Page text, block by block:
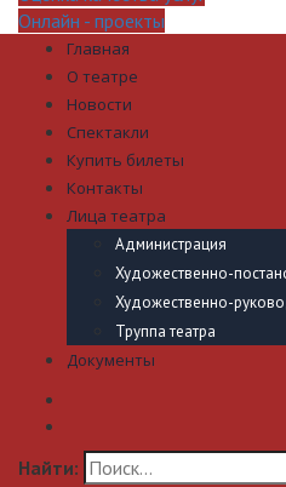
Онлайн - проекты
Главная
О театре
Новости
Спектакли
Купить билеты
Контакты
Лица театра
Администрация
Художественно-
Художественно-
Труппа театра
Документы
Найти: